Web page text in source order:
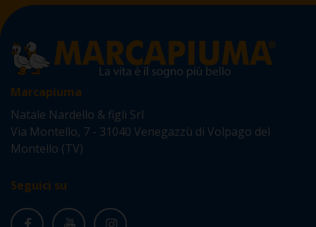
Marcapiuma
Natale Nardello & figli Srl
Via Montello, 7 - 31040 Venegazzù di Volpago del
Montello (TV)
Seguici su